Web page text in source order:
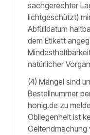
sachgerechter
lichtgeschützt)
Abfülldatum
dem Etikett
natürlicher
(4) Mängel sind
Bestellnummer
honig.de zu
Obliegenheit ist
Geltendmachung